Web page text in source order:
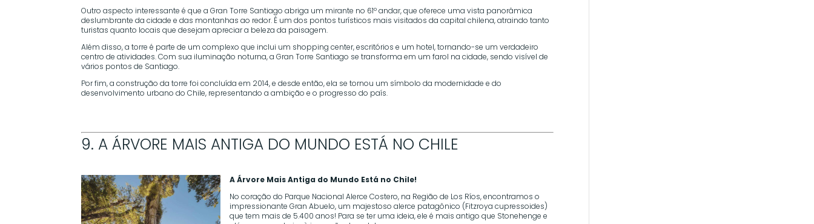
Outro aspecto interessante é que a Gran Torre Santiago abriga um mirante no 61º andar, que oferece uma vista panorâmica
deslumbrante da cidade e das montanhas ao redor. É um dos pontos turísticos mais visitados da capital chilena, atraindo tanto
turistas quanto locais que desejam apreciar a beleza da paisagem.
Além disso, a torre é parte de um complexo que inclui um shopping center, escritórios e um hotel, tornando-se um verdadeiro
centro de atividades. Com sua iluminação noturna, a Gran Torre Santiago se transforma em um farol na cidade, sendo visível de
vários pontos de Santiago.
Por fim, a construção da torre foi concluída em 2014, e desde então, ela se tornou um símbolo da modernidade e do
desenvolvimento urbano do Chile, representando a ambição e o progresso do país.
9. A ÁRVORE MAIS ANTIGA DO MUNDO ESTÁ NO CHILE
A Árvore Mais Antiga do Mundo Está no Chile!
No coração do Parque Nacional Alerce Costero, na Região de Los Ríos, encontramos o
impressionante Gran Abuelo, um majestoso alerce patagônico (Fitzroya cupressoides)
que tem mais de 5.400 anos! Para se ter uma ideia, ele é mais antigo que Stonehenge e